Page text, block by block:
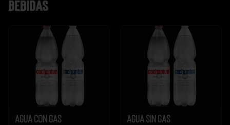
Bebidas
Agua Con Gas Agua Sin Gas